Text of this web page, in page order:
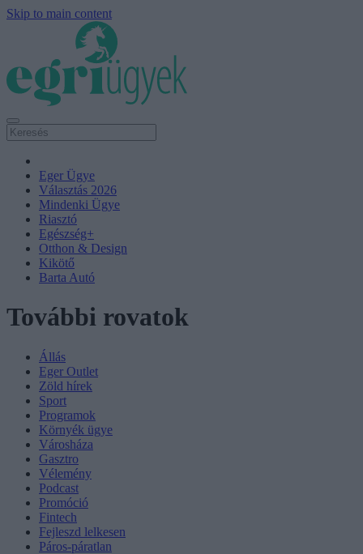
Skip to main content
Eger Ügye
Választás 2026
Mindenki Ügye
Riasztó
Egészség+
Otthon & Design
Kikötő
Barta Autó
További rovatok
Állás
Eger Outlet
Zöld hírek
Sport
Programok
Környék ügye
Városháza
Gasztro
Vélemény
Podcast
Promóció
Fintech
Fejleszd lelkesen
Páros-páratlan